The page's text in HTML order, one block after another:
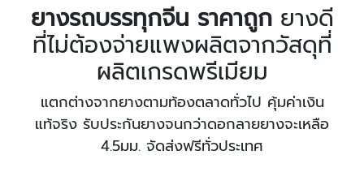
ยางรถบรรทุกจีน ราคาถูกยางดี
ที่ไม่ต้องจ่ายแพงผลิตจากวัสดุที่
ผลิตเกรดพรีเมียม
แตกต่างจากยางตามท้องตลาดทั่วไป คุ้มค่าเงิน
แท้จริง รับประกันยางจนกว่าดอกลายยางจะเหลือ
4.5มม. จัดส่งฟรีทั่วประเทศ